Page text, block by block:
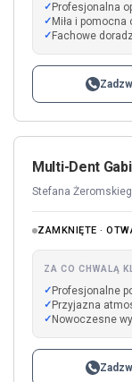
Profesjonalna
Miła i pomocna
Fachowe
Multi-Dent
Stefana
ZAMKNIĘTE ·
ZA CO CHWALĄ
Profesjonalne
Przyjazna
Nowoczesne